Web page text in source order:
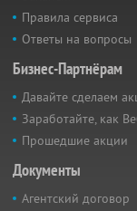
Правила сервиса
Ответы на вопросы
Бизнес-Партнёрам
Давайте сделаем
Заработайте, как
Прошедшие акции
Документы
Агентский договор